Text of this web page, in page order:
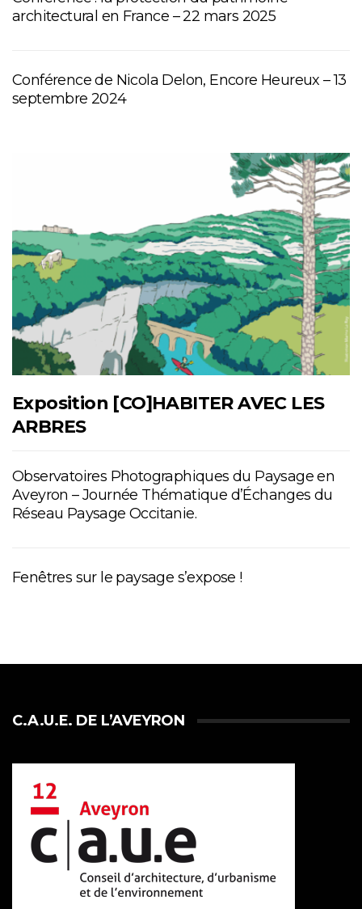
architectural en France – 22 mars 2025
Conférence de Nicola Delon, Encore Heureux – 13
septembre 2024
Exposition [CO]HABITER AVEC LES
ARBRES
Observatoires Photographiques du Paysage en
Aveyron – Journée Thématique d’Échanges du
Réseau Paysage Occitanie.
Fenêtres sur le paysage s’expose !
C.A.U.E. DE L’AVEYRON